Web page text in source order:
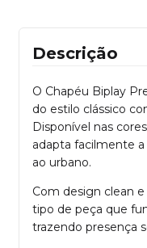
Descrição
O Chapéu Biplay
do estilo clássico
Disponível nas
adapta facilmente
ao urbano.
Com design clean
tipo de peça que
trazendo presença